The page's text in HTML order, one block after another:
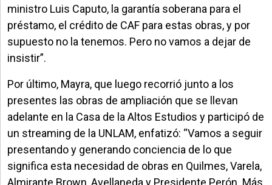
ministro Luis Caputo, la garantía soberana para el
préstamo, el crédito de CAF para estas obras, y por
supuesto no la tenemos. Pero no vamos a dejar de
insistir”.
Por último, Mayra, que luego recorrió junto a los
presentes las obras de ampliación que se llevan
adelante en la Casa de la Altos Estudios y participó de
un streaming de la UNLAM, enfatizó: “Vamos a seguir
presentando y generando conciencia de lo que
significa esta necesidad de obras en Quilmes, Varela,